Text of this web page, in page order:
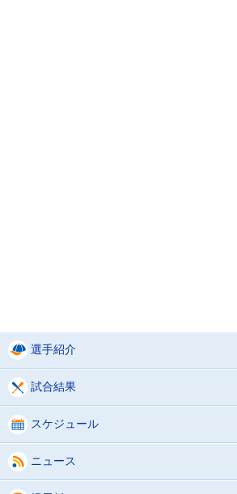
選手紹介
試合結果
スケジュール
ニュース